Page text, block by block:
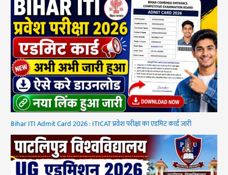
Bihar ITI Admit Card 2026 : ITICAT प्रवेश परीक्षा का एडमिट कार्ड जारी